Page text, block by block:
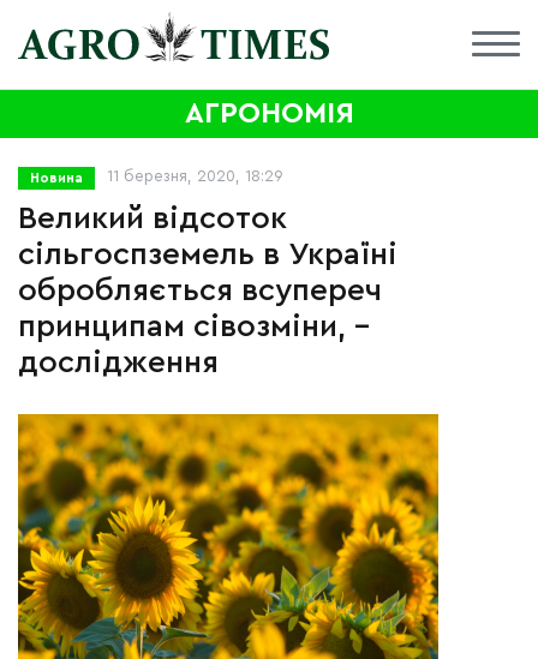
АГРОНОМІЯ
Новина 11 березня, 2020, 18:29
Великий відсоток
сільгоспземель в Україні
обробляється всупереч
принципам сівозміни, -
дослідження